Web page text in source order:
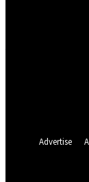
Advertise